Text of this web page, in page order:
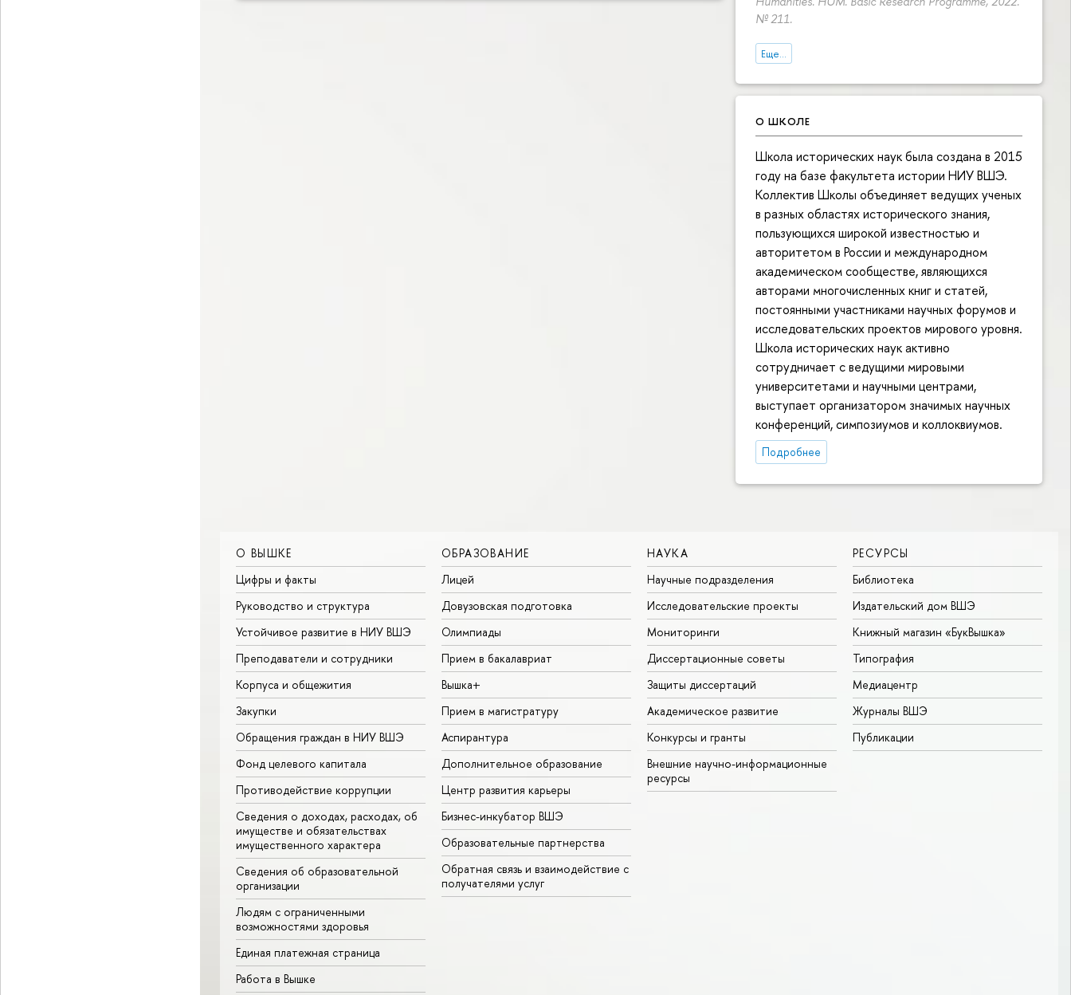
№ 211.
Еще...
О ШКОЛЕ
Школа исторических наук была создана в 2015
году на базе факультета истории НИУ ВШЭ.
Коллектив Школы объединяет ведущих ученых
в разных областях исторического знания,
пользующихся широкой известностью и
авторитетом в России и международном
академическом сообществе, являющихся
авторами многочисленных книг и статей,
постоянными участниками научных форумов и
исследовательских проектов мирового уровня.
Школа исторических наук активно
сотрудничает с ведущими мировыми
университетами и научными центрами,
выступает организатором значимых научных
конференций, симпозиумов и коллоквиумов.
Подробнее
О ВЫШКЕ
Цифры и факты
Руководство и структура
Устойчивое развитие в НИУ ВШЭ
Преподаватели и сотрудники
Корпуса и общежития
Закупки
Обращения граждан в НИУ ВШЭ
Фонд целевого капитала
Противодействие коррупции
Сведения о доходах, расходах, об
имуществе и обязательствах
имущественного характера
Сведения об образовательной
организации
Людям с ограниченными
возможностями здоровья
Единая платежная страница
Работа в Вышке
ОБРАЗОВАНИЕ
Лицей
Довузовская подготовка
Олимпиады
Прием в бакалавриат
Вышка+
Прием в магистратуру
Аспирантура
Дополнительное образование
Центр развития карьеры
Бизнес-инкубатор ВШЭ
Образовательные партнерства
Обратная связь и взаимодействие с
получателями услуг
НАУКА
Научные подразделения
Исследовательские проекты
Мониторинги
Диссертационные советы
Защиты диссертаций
Академическое развитие
Конкурсы и гранты
Внешние научно-информационные
ресурсы
РЕСУРСЫ
Библиотека
Издательский дом ВШЭ
Книжный магазин «БукВышка»
Типография
Медиацентр
Журналы ВШЭ
Публикации